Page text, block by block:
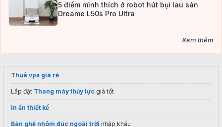
5 điểm mình thích ở robot hút bụi lau sàn
Dreame L50s Pro Ultra
Xem thêm
Thuê vps giá rẻ
Lắp đặt Thang máy thủy lực giá tốt
in ấn thiết kế
Bàn ghế nhôm đúc ngoài trời nhập khẩu